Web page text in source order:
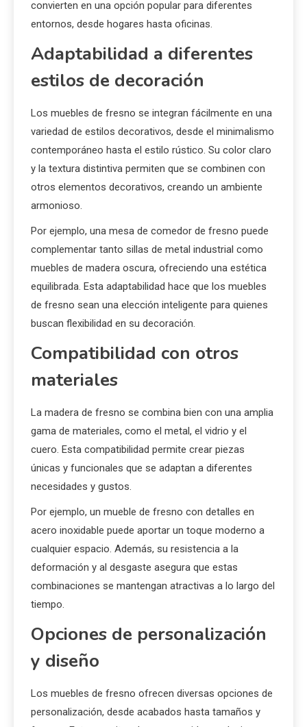
convierten en una opción popular para diferentes
entornos, desde hogares hasta oficinas.
Adaptabilidad a diferentes
estilos de decoración
Los muebles de fresno se integran fácilmente en una
variedad de estilos decorativos, desde el minimalismo
contemporáneo hasta el estilo rústico. Su color claro
y la textura distintiva permiten que se combinen con
otros elementos decorativos, creando un ambiente
armonioso.
Por ejemplo, una mesa de comedor de fresno puede
complementar tanto sillas de metal industrial como
muebles de madera oscura, ofreciendo una estética
equilibrada. Esta adaptabilidad hace que los muebles
de fresno sean una elección inteligente para quienes
buscan flexibilidad en su decoración.
Compatibilidad con otros
materiales
La madera de fresno se combina bien con una amplia
gama de materiales, como el metal, el vidrio y el
cuero. Esta compatibilidad permite crear piezas
únicas y funcionales que se adaptan a diferentes
necesidades y gustos.
Por ejemplo, un mueble de fresno con detalles en
acero inoxidable puede aportar un toque moderno a
cualquier espacio. Además, su resistencia a la
deformación y al desgaste asegura que estas
combinaciones se mantengan atractivas a lo largo del
tiempo.
Opciones de personalización
y diseño
Los muebles de fresno ofrecen diversas opciones de
personalización, desde acabados hasta tamaños y